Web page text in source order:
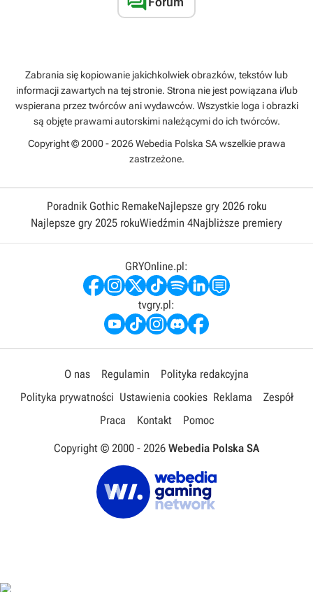
Zabrania się kopiowanie jakichkolwiek obrazków, tekstów lub
informacji zawartych na tej stronie. Strona nie jest powiązana i/lub
wspierana przez twórców ani wydawców. Wszystkie loga i obrazki
są objęte prawami autorskimi należącymi do ich twórców.
Copyright © 2000 - 2026 Webedia Polska SA wszelkie prawa
zastrzeżone.
Poradnik Gothic RemakeNajlepsze gry 2026 roku
Najlepsze gry 2025 rokuWiedźmin 4Najbliższe premiery
GRYOnline.pl:
tvgry.pl:
O nas Regulamin
Polityka redakcyjna
Polityka prywatności Ustawienia cookies Reklama
Zespół
Praca
Kontakt Pomoc
Copyright © 2000 - 2026 Webedia Polska SA